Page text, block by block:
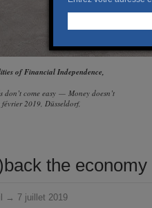
of Financial Independence,
don’t come easy — Money doesn’t
2019, Düsseldorf,
the economy
→ 7 juillet 2019